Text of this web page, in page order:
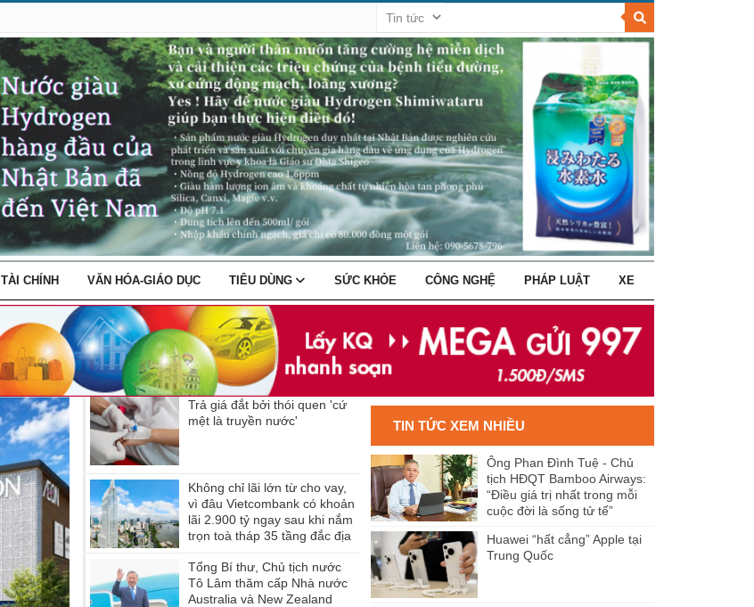
TÀI CHÍNH VĂN HÓA-GIÁO DỤC TIÊU DÙNG SỨC KHỎE CÔNG NGHỆ PHÁP LUẬT XE
Trả giá đắt bởi thói quen 'cứ
mệt là truyền nước'
Không chỉ lãi lớn từ cho vay,
vì đâu Vietcombank có khoản
lãi 2.900 tỷ ngay sau khi nắm
trọn toà tháp 35 tầng đắc địa
Tổng Bí thư, Chủ tịch nước
Tô Lâm thăm cấp Nhà nước
Australia và New Zealand
TIN TỨC XEM NHIỀU
Ông Phan Đình Tuệ - Chủ
tịch HĐQT Bamboo Airways:
“Điều giá trị nhất trong mỗi
cuộc đời là sống tử tế”
Huawei “hất cẳng” Apple tại
Trung Quốc